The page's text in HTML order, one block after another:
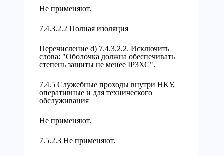
Не применяют.
7.4.3.2.2 Полная изоляция
Перечисление d) 7.4.3.2.2. Исключить
слова: "Оболочка должна обеспечивать
степень защиты не менее IР3ХС".
7.4.5 Служебные проходы внутри НКУ,
оперативные и для технического
обслуживания
Не применяют.
7.5.2.3 Не применяют.